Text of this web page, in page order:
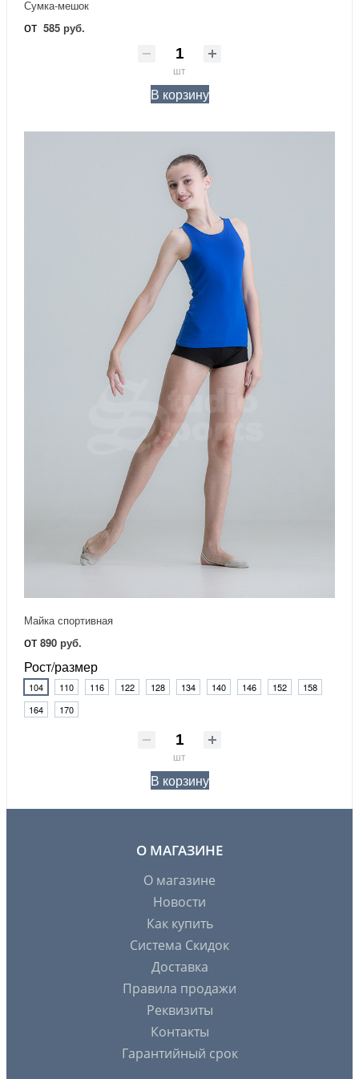
Сумка-мешок
от 585 руб.
шт
В корзину
Майка спортивная
от 890 руб.
Рост/размер
104 110 116 122 128 134 140 146 152
158
164
170
шт
В корзину
О МАГАЗИНЕ
О магазине
Новости
Как купить
Система Скидок
Доставка
Правила продажи
Реквизиты
Контакты
Гарантийный срок